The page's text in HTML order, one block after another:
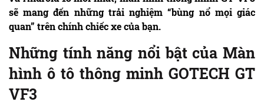
sẽ mang đến những trải nghiệm “bùng nổ mọi giác
quan” trên chính chiếc xe của bạn.
Những tính năng nổi bật của Màn
hình ô tô thông minh GOTECH GT
VF3